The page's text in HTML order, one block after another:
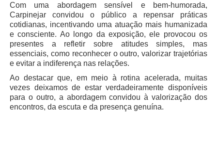
Com uma abordagem sensível e bem-humorada,
Carpinejar convidou o público a repensar práticas
cotidianas, incentivando uma atuação mais humanizada
e consciente. Ao longo da exposição, ele provocou os
presentes a refletir sobre atitudes simples, mas
essenciais, como reconhecer o outro, valorizar trajetórias
e evitar a indiferença nas relações.
Ao destacar que, em meio à rotina acelerada, muitas
vezes deixamos de estar verdadeiramente disponíveis
para o outro, a abordagem convidou à valorização dos
encontros, da escuta e da presença genuína.